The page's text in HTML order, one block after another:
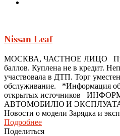
Nissan Leaf
МОСКВА, ЧАСТНОЕ ЛИЦО
баллов. Куплена не в кредит.
участвовала в ДТП. Торг
обслуживание. *Информация об
открытых источников
АВТОМОБИЛЮ И
Новости о модели Зарядка и
Подробнее
Поделиться